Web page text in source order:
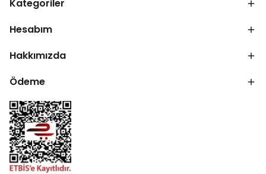
Kategoriler
Hesabım
Hakkımızda
Ödeme